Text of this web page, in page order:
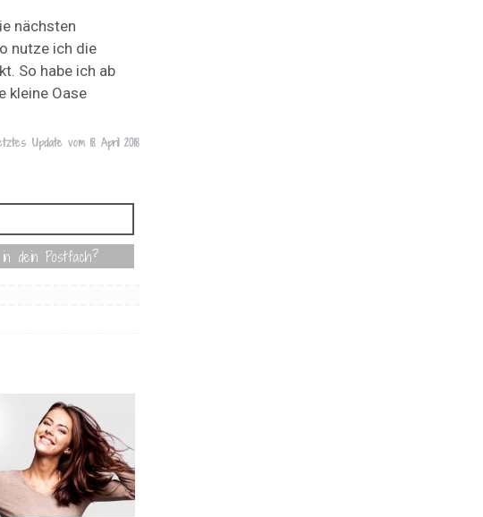
nächsten
nutze ich die
So habe ich ab
kleine Oase
Update vom 18 April 2018
dein Postfach?